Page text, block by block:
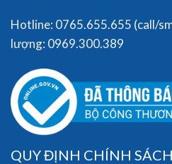
Hotline: 0765.655.655 (call/
lượng: 0969.300.389
QUY ĐỊNH CHÍNH SÁCH